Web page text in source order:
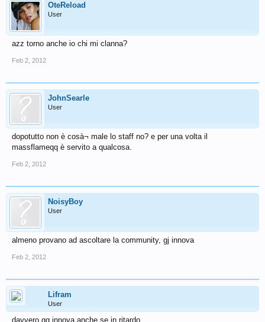
OteReload
User
azz torno anche io chi mi clanna?
Feb 2, 2012
JohnSearle
User
dopotutto non è cosà¬ male lo staff no? e per una volta il
massflameqq è servito a qualcosa.
Feb 2, 2012
NoisyBoy
User
almeno provano ad ascoltare la community, gj innova
Feb 2, 2012
Lifram
User
davvero gg innova anche se in ritardo